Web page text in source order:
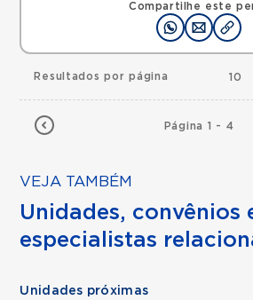
Compartilhe este
Página 1 - 4
Resultados por página 10
VEJA TAMBÉM
Unidades, convênios
especialistas
Unidades próximas